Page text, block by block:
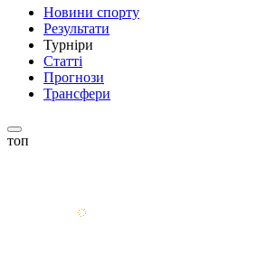
Новини спорту
Результати
Турніри
Статті
Прогнози
Трансфери
топ